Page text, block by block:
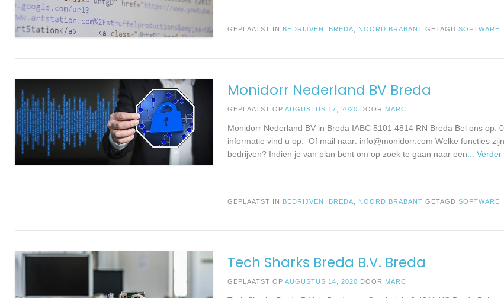
GEPLAATST IN BEDRIJVEN BREDA NOORD BRABANT GETAGDSOFTWARE
Monidorr Nederland BV Breda
GEPLAATST OPAUGUSTUS 17, 2020 DOOR MARC
Monidorr Nederland BV in Breda IABC 5101 4814 RN Breda Bel ons op:
informatie vind u op: Of mail naar: info@monidorr.com Welke functies
bedrijven? Indien je van plan bent om op zoek te gaan naar een... Verder
GEPLAATST IN BEDRIJVEN BREDA NOORD BRABANT GETAGDSOFTWARE
Tech Sharks Breda B.V. Breda
GEPLAATST OPAUGUSTUS 14, 2020 DOOR MARC